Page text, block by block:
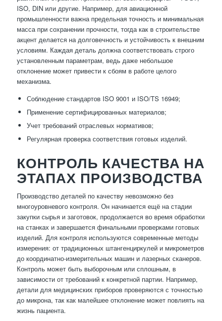
ISO, DIN или другие. Например, для авиационной
промышленности важна предельная точность и минимальная
масса при сохранении прочности, тогда как в строительстве
акцент делается на долговечность и устойчивость к внешним
условиям. Каждая деталь должна соответствовать строго
установленным параметрам, ведь даже небольшое
отклонение может привести к сбоям в работе целого
механизма.
Соблюдение стандартов ISO 9001 и ISO/TS 16949;
Применение сертифицированных материалов;
Учет требований отраслевых нормативов;
Регулярная проверка соответствия готовых изделий.
КОНТРОЛЬ КАЧЕСТВА НА
ЭТАПАХ ПРОИЗВОДСТВА
Производство деталей по качеству невозможно без
многоуровневого контроля. Он начинается ещё на стадии
закупки сырья и заготовок, продолжается во время обработки
на станках и завершается финальными проверками готовых
изделий. Для контроля используются современные методы
измерения: от традиционных штангенциркулей и микрометров
до координатно-измерительных машин и лазерных сканеров.
Контроль может быть выборочным или сплошным, в
зависимости от требований к конкретной партии. Например,
детали для медицинских приборов проверяются с точностью
до микрона, так как малейшее отклонение может повлиять на
жизнь пациента.